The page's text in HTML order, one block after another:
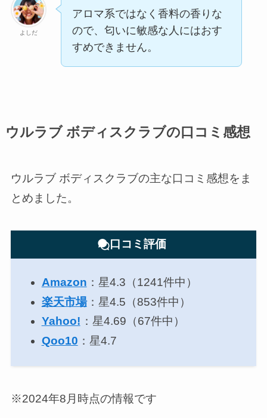
よしだ
アロマ系ではなく香料の香りな
ので、匂いに敏感な人にはおす
すめできません。
ウルラブ ボディスクラブの口コミ感想
ウルラブ ボディスクラブの主な口コミ感想をま
とめました。
口コミ評価
Amazon ：星4.3（1241件中）
楽天市場：星4.5（853件中）
Yahoo! ：星4.69（67件中）
Qoo10 ：星4.7
※2024年8月時点の情報です